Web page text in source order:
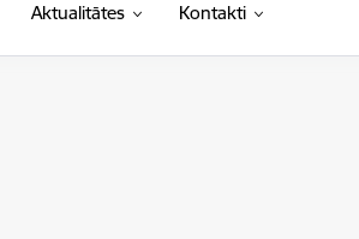
Aktualitātes Kontakti